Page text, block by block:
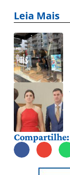
Leia Mais
Compartilhe: